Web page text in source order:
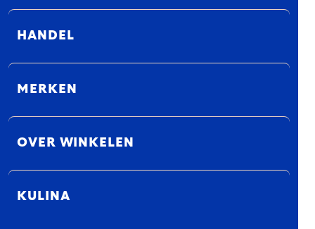
HANDEL
MERKEN
OVER WINKELEN
KULINA